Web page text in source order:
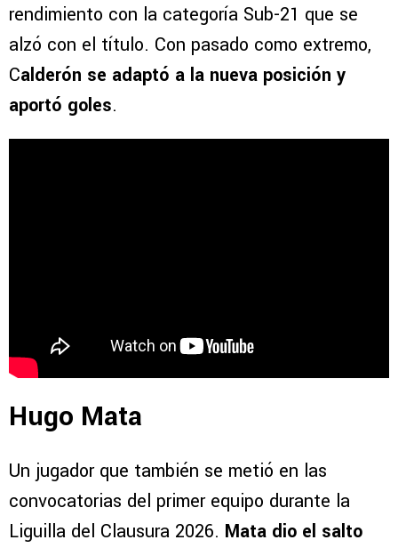
rendimiento con la categoría Sub-21 que se
alzó con el título. Con pasado como extremo,
Calderón se adaptó a la nueva posición y
aportó goles.
Hugo Mata
Un jugador que también se metió en las
convocatorias del primer equipo durante la
Liguilla del Clausura 2026. Mata dio el salto